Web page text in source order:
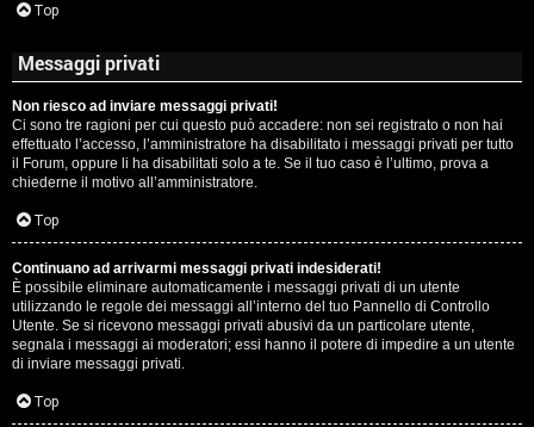
Top
Messaggi privati
Non riesco ad inviare messaggi privati!
Ci sono tre ragioni per cui questo può accadere: non sei registrato o non hai
effettuato l’accesso, l’amministratore ha disabilitato i messaggi privati per tutto
il Forum, oppure li ha disabilitati solo a te. Se il tuo caso è l’ultimo, prova a
chiederne il motivo all’amministratore.
Top
Continuano ad arrivarmi messaggi privati indesiderati!
È possibile eliminare automaticamente i messaggi privati ​​di un utente
utilizzando le regole dei messaggi all’interno del tuo Pannello di Controllo
Utente. Se si ricevono messaggi privati ​​abusivi da un particolare utente,
segnala i messaggi ai moderatori; essi hanno il potere di impedire a un utente
di inviare messaggi privati​​.
Top